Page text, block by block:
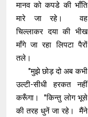
मानव को कपडे की भाँति
मारे जा रहे। वह
चिल्लाकर दया की भीख
माँगे जा रहा लिपटा पैरों
तले।
"मुझे छोड़ दो अब कभी
उल्टी-सीधी हरकत नहीं
करूँगा। "किन्तु लोग भूसे
की तरह धुनें जा रहे। मैंने